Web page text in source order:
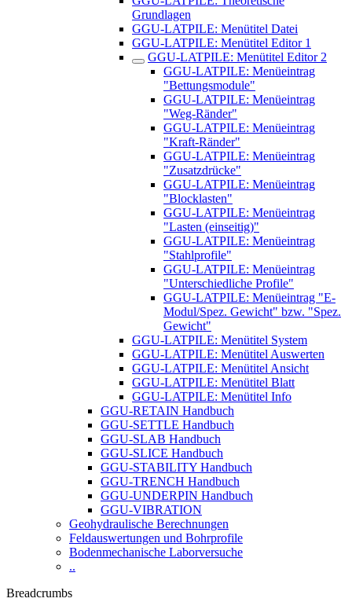
Grundlagen
GGU-LATPILE: Menütitel Datei
GGU-LATPILE: Menütitel Editor 1
GGU-LATPILE: Menütitel Editor 2
GGU-LATPILE: Menüeintrag
"Bettungsmodule"
GGU-LATPILE: Menüeintrag
"Weg-Ränder"
GGU-LATPILE: Menüeintrag
"Kraft-Ränder"
GGU-LATPILE: Menüeintrag
"Zusatzdrücke"
GGU-LATPILE: Menüeintrag
"Blocklasten"
GGU-LATPILE: Menüeintrag
"Lasten (einseitig)"
GGU-LATPILE: Menüeintrag
"Stahlprofile"
GGU-LATPILE: Menüeintrag
"Unterschiedliche Profile"
GGU-LATPILE: Menüeintrag "E-
Modul/Spez. Gewicht" bzw. "Spez.
Gewicht"
GGU-LATPILE: Menütitel System
GGU-LATPILE: Menütitel Auswerten
GGU-LATPILE: Menütitel Ansicht
GGU-LATPILE: Menütitel Blatt
GGU-LATPILE: Menütitel Info
GGU-RETAIN Handbuch
GGU-SETTLE Handbuch
GGU-SLAB Handbuch
GGU-SLICE Handbuch
GGU-STABILITY Handbuch
GGU-TRENCH Handbuch
GGU-UNDERPIN Handbuch
GGU-VIBRATION
Geohydraulische Berechnungen
Feldauswertungen und Bohrprofile
Bodenmechanische Laborversuche
..
Breadcrumbs